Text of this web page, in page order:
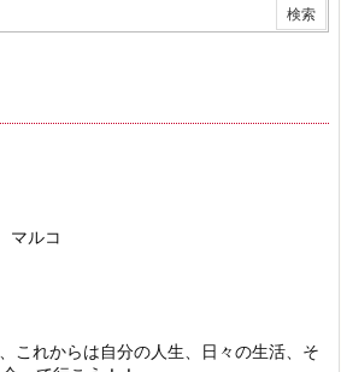
マルコ
これからは自分の人生、日々の生活、そ